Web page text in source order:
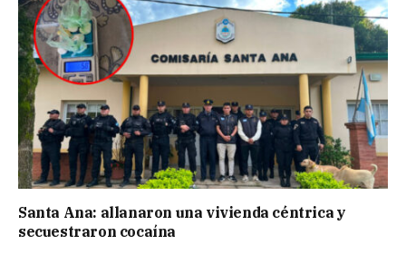
Santa Ana: allanaron una vivienda céntrica y
secuestraron cocaína